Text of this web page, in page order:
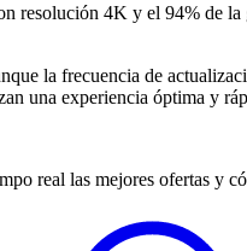
resolución 4K y el 94% de
la frecuencia de
una experiencia óptima y
real las mejores ofertas y